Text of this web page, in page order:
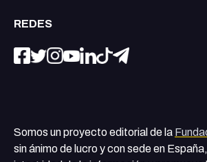
REDES
Somos un proyecto editorial de la
sin ánimo de lucro y con sede en